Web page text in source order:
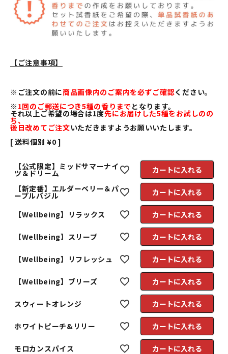
【ご注意事項】
※ご注文の前に商品画像内のご案内を必ずご確認ください。
※ 1回のご郵送につき5種の香りまで となります。
それ以上ご希望の場合は1度先にお届けした5種をお試しのの
ち、
後日改めてご注文いただきますようお願いいたします。
送料個別 ¥0
【公式限定】ミッドサマーナイ
ツ＆ドリーム
カートに入れる
【新定番】エルダーベリー＆パ
ープルバジル カートに入れる
【Wellbeing】リラックス カートに入れる
【Wellbeing】スリープ カートに入れる
【Wellbeing】リフレッシュ カートに入れる
【Wellbeing】ブリーズ カートに入れる
スウィートオレンジ カートに入れる
ホワイトピーチ&リリー カートに入れる
モロカンスパイス カートに入れる